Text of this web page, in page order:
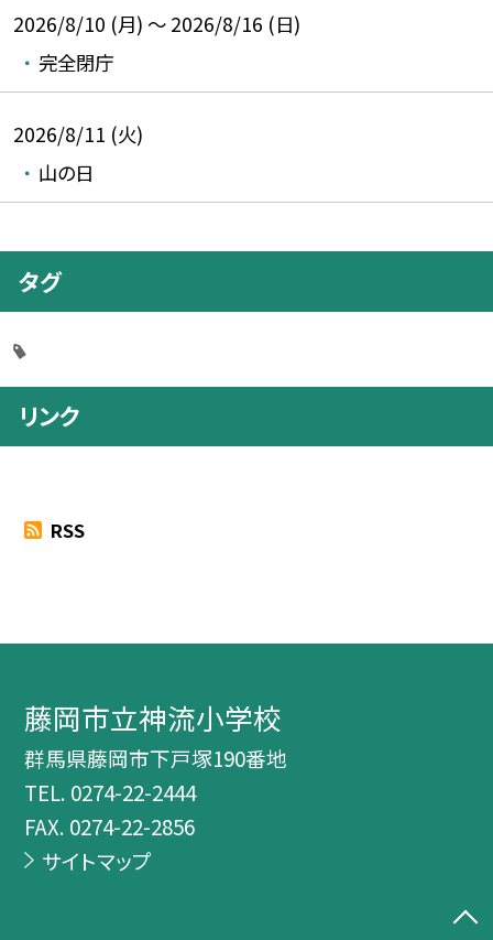
2026/8/10 (月) ～ 2026/8/16 (日)
完全閉庁
2026/8/11 (火)
山の日
タグ
リンク
RSS
藤岡市立神流小学校
群馬県藤岡市下戸塚190番地
TEL. 0274-22-2444
FAX. 0274-22-2856
サイトマップ